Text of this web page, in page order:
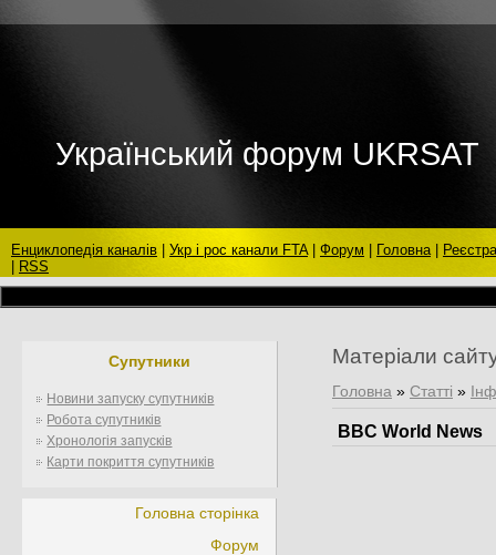
Український форум UKRSAT
Енциклопедія каналів Укр і рос канали FTA| Форум Головна|
RSS
Супутники
Новини запуску супутників
Робота супутників
Хронологія запусків
Карти покриття супутників
Головна сторінка
Форум
Матеріали
Головна » Статті »
BBC World News